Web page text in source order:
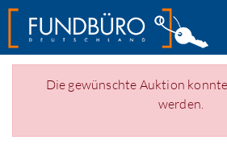
Die gewünschte Auktion
werden.